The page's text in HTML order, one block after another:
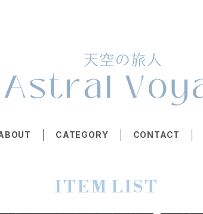
CATEGORY CONTACT
ITEM LIST